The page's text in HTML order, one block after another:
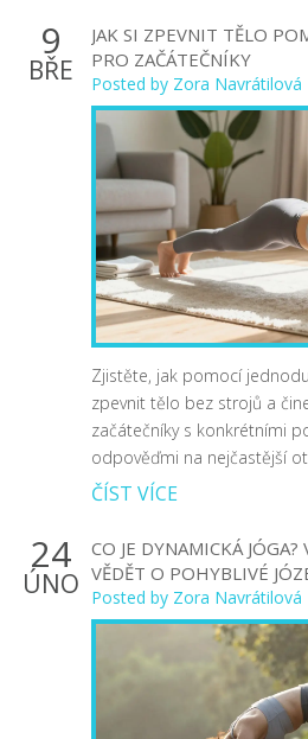
9
BŘE
JAK SI ZPEVNIT TĚLO
PRO ZAČÁTEČNÍKY
Posted by Zora Navrátilová
Zjistěte, jak pomocí
zpevnit tělo bez strojů a
začátečníky s konkrétními
odpověďmi na nejčastější
ČÍST VÍCE
24
ÚNO
CO JE DYNAMICKÁ JÓGA?
VĚDĚT O POHYBLIVÉ
Posted by Zora Navrátilová